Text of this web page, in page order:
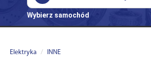
Wybierz samochód
Elektryka INNE